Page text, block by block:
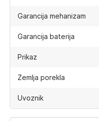
Garancija mehanizam
Garancija baterija
Prikaz
Zemlja porekla
Uvoznik